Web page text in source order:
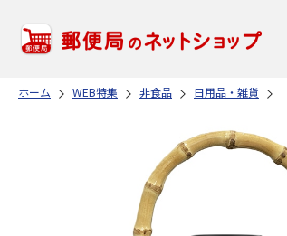
ホーム WEB特集 非食品 日用品・雑貨